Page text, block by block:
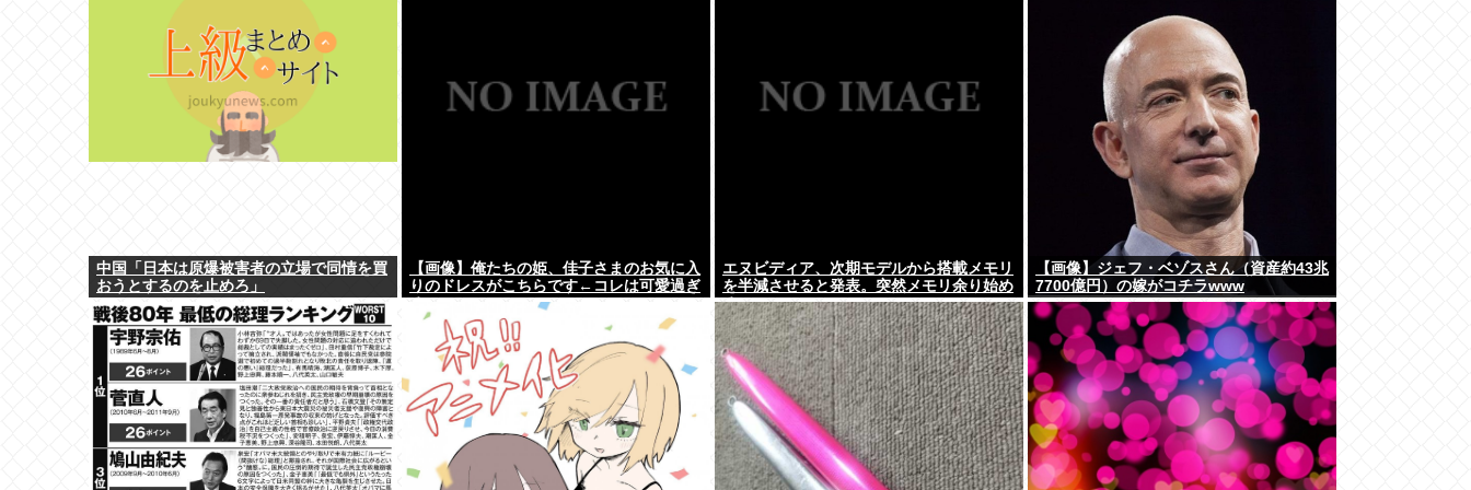
中国「日本は原爆被害者の立場で同情を買
おうとするのを止めろ」
【画像】俺たちの姫、佳子さまのお気に入
りのドレスがこちらです←コレは可愛過ぎ
るw w w w w w w w
エヌビディア、次期モデルから搭載メモリ
を半減させると発表。突然メモリ余り始め
るwww
【画像】ジェフ・ベゾスさん（資産約43兆
7700億円）の嫁がコチラwww